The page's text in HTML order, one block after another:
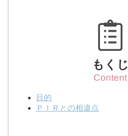
もくじ
目的
ＰＩＲとの相違点